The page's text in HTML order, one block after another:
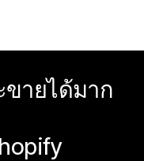
ขายได้มาก